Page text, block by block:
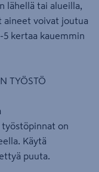
lähellä tai alueilla,
aineet voivat joutua
kertaa kauemmin
TYÖSTÖ
on
Käytä
puuta.